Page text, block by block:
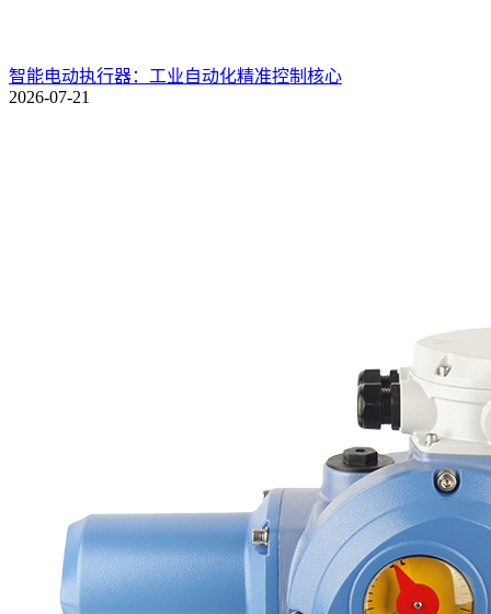
智能电动执行器：工业自动化精准控制核心
2026-07-21